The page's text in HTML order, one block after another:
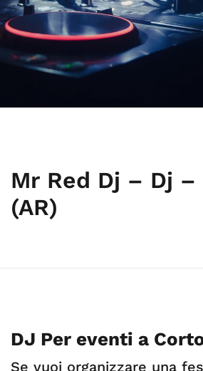
Mr Red Dj – Dj
(AR)
DJ Per eventi a
Se vuoi organizzare una